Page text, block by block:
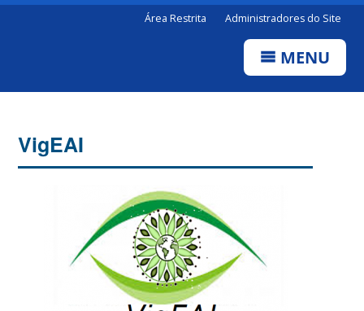
Área Restrita Administradores do Site
MENU
VigEAI